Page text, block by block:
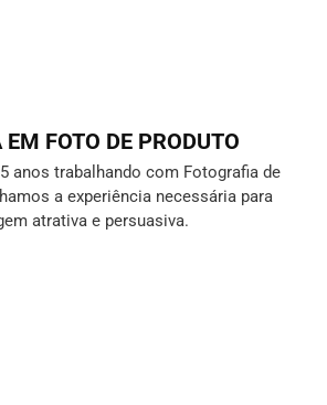
FOTO DE PRODUTO
anos trabalhando com Fotografia de
a experiência necessária para
atrativa e persuasiva.